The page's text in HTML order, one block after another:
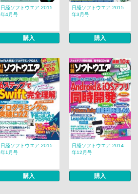
日経ソフトウエア 2015
年4月号
購入
日経ソフトウエア 2015
年3月号
購入
日経ソフトウエア 2015
年1月号
購入
日経ソフトウエア 2014
年12月号
購入